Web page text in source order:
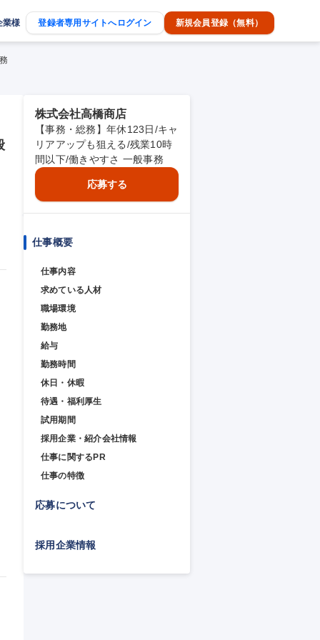
業様 登録者専用サイトへログイン 新規会員登録（無料）
株式会社高橋商店
【事務・総務】年休123日/キャ
リアアップも狙える/残業10時
間以下/働きやすさ 一般事務
応募する
仕事概要
仕事内容
求めている人材
職場環境
勤務地
給与
勤務時間
休日・休暇
待遇・福利厚生
試用期間
採用企業・紹介会社情報
仕事に関するPR
仕事の特徴
応募について
採用企業情報